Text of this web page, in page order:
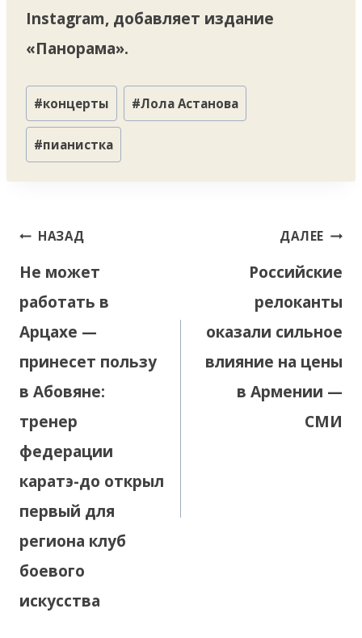
Instagram, добавляет издание
«Панорама».
Метки
записи:
#концерты #Лола Астанова
#пианистка
Навигация
записям
НАЗАД
Не может
работать в
Арцахе —
принесет пользу
в Абовяне:
тренер
федерации
каратэ-до открыл
первый для
региона клуб
боевого
искусства
ДАЛЕЕ
Российские
релоканты
оказали сильное
влияние на цены
в Армении —
СМИ